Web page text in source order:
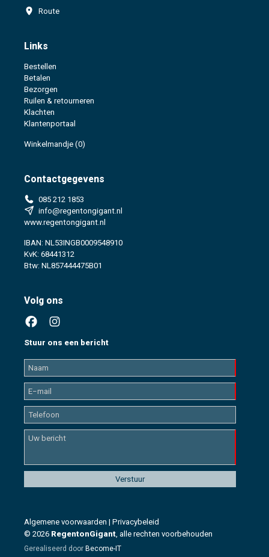
Route
Links
Bestellen
Betalen
Bezorgen
Ruilen & retourneren
Klachten
Klantenportaal
Winkelmandje (0)
Contactgegevens
085 212 1853
info@regentongigant.nl
www.regentongigant.nl
IBAN: NL53INGB0009548910
KvK: 68441312
Btw: NL857444475B01
Volg ons
Stuur ons een bericht
Algemene voorwaarden | Privacybeleid
© 2026 RegentonGigant, alle rechten voorbehouden
Gerealiseerd door Become-IT